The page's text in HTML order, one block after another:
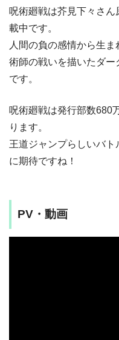
呪術廻戦は芥見下々さ
載中です。
人間の負の感情から生
術師の戦いを描いたダ
です。
呪術廻戦は発行部数680
ります。
王道ジャンプらしいバ
に期待ですね！
PV・動画